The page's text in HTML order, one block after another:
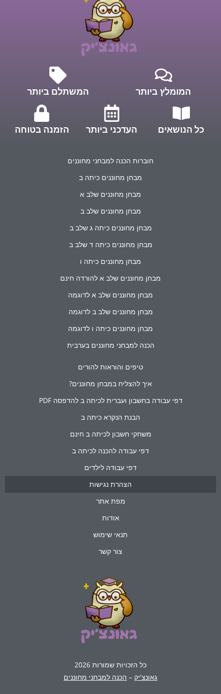
המומלץ ביותר המשתלם ביותר
כל הנושאים העדכני ביותר הזמנה בטוחה
חוברות הכנה למבחני מחוננים
מבחן מחוננים כיתה ב
מבחן מחוננים שלב א
מבחן מחוננים שלב ב
מבחן מחוננים כיתה ג שלב ב
מבחן מחוננים כיתה ד שלב ב
מבחן מחוננים כיתה ו
מבחן מחוננים שלב א להורדה חינם
מבחן מחוננים שלב א לדוגמה
מבחן מחוננים שלב ב לדוגמה
מבחן מחוננים כיתה ו לדוגמה
הכנה למבחני מחוננים בערבית
טיפים והוראות להורים
איך להצליח במבחן מחוננים?
דפי עבודה בחשבון ועברית לכיתה ב להדפסה PDF
הבנת הנקרא כיתה ב
משחקי חשבון לכיתה ב חינם
דפי עבודה להכנה לכיתה ב
דפי עבודה לילדים
הצהרת נגישות
מפת אתר
אודות
תנאי שימוש
צור קשר
כל הזכויות שמורות 2026
גאונצ'יק – הכנה למבחני מחוננים